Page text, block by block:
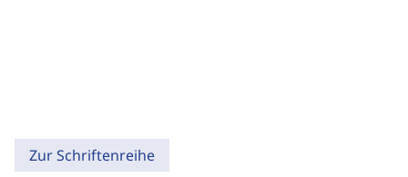
Zur Schriftenreihe